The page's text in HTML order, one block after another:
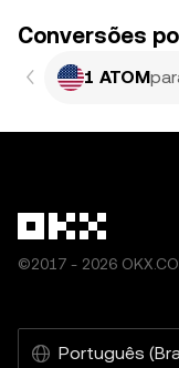
Conversões
1 ATOM
©2017 - 2026
Português